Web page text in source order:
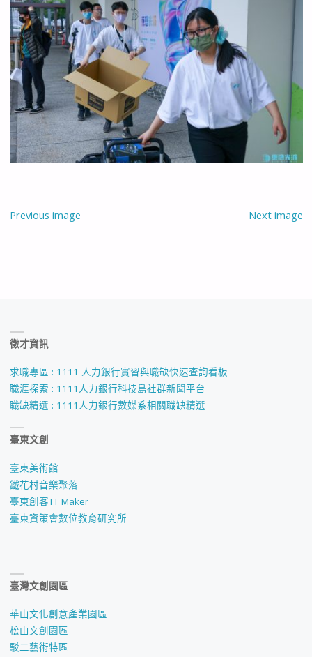
Previous image Next image
徵才資訊
求職專區 : 1111 人力銀行實習與職缺快速查詢看板
職涯探索 : 1111人力銀行科技島社群新聞平台
職缺精選 : 1111人力銀行數媒系相關職缺精選
臺東文創
臺東美術館
鐵花村音樂聚落
臺東創客TT Maker
臺東資策會數位教育研究所
臺灣文創園區
華山文化創意產業園區
松山文創園區
駁二藝術特區